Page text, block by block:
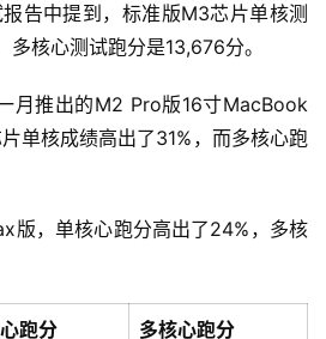
告中提到，标准版M3芯片单核测
核心测试跑分是13,676分。
月推出的M2 Pro版16寸MacBook
单核成绩高出了31%，而多核心跑
版，单核心跑分高出了24%，多核
跑分
多核心跑分